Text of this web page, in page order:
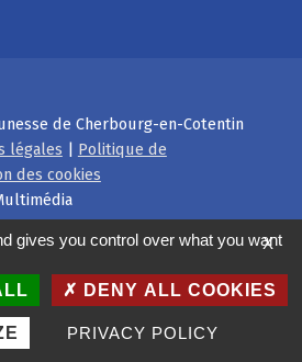
MENU
de Cherbourg-en-Cotentin
légales | Politique de
des cookies
X
gives you control over what you want
DENY ALL COOKIES
PRIVACY POLICY